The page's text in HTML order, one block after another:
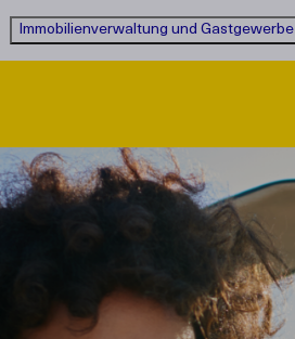
Immobilienverwaltung und Gastgewerbe